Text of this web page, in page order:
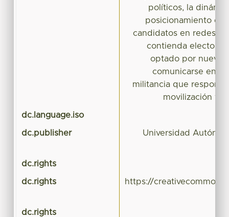
políticos, la
posicionamiento de
candidatos en redes
contienda electoral;
optado por nuevas
comunicarse
militancia que
movilización y
dc.language.iso
dc.publisher Universidad
dc.rights
dc.rights https://
dc.rights